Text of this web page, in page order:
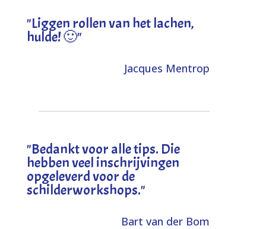
"Liggen rollen van het lachen,
hulde! 🙂"
Jacques Mentrop
"Bedankt voor alle tips. Die
hebben veel inschrijvingen
opgeleverd voor de
schilderworkshops."
Bart van der Bom